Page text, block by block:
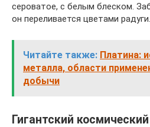
сероватое, с белым блеском.
он переливается цветами радуги.
Читайте также: Платина:
металла, области
добычи
Гигантский